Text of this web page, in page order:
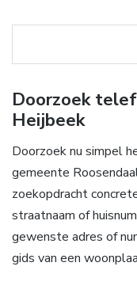
Doorzoek
Heijbeek
Doorzoek nu simpel
gemeente
zoekopdracht
straatnaam of
gewenste adres of
gids van een